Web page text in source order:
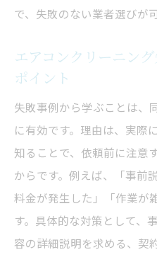
で、失敗のない業者選びが
エアコンクリーニン
ポイント
失敗事例から学ぶことは、
に有効です。理由は、実際
知ることで、依頼前に注意
からです。例えば、「事前
料金が発生した」「作業が
す。具体的な対策として、
容の詳細説明を求める、契